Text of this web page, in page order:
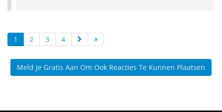
1 2 3 4
Meld Je Gratis Aan Om Ook Reacties Te Kunnen Plaatsen